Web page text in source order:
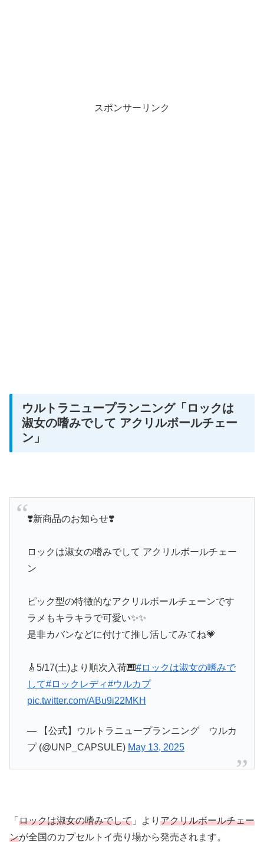
スポンサーリンク
ウルトラニュープランニング「ロックは
淑女の嗜みでして アクリルボールチェー
ン」
❣️新商品のお知らせ❣️
ロックは淑女の嗜みでして アクリルボールチェー
ン
ピック型の特徴的なアクリルボールチェーンです
ラメもキラキラで可愛い✨✨
是非カバンなどに付けて推し活してみてね💗
🎸5/17(土)より順次入荷🎹#ロックは淑女の嗜みで
して#ロックレディ#ウルカプ
pic.twitter.com/ABu9i22MKH
— 【公式】ウルトラニュープランニング ウルカ
プ (@UNP_CAPSULE) May 13, 2025
「 ロックは淑女の嗜みでして 」より アクリルボールチェー
ンが全国のカプセルトイ売り場から発売されます。